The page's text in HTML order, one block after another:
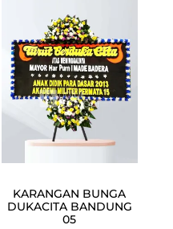
KARANGAN BUNGA
DUKACITA BANDUNG
05
Rp549.000.
Rp499.000.